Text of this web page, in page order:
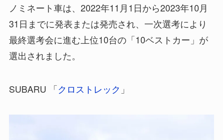
ノミネート車は、2022年11月1日から2023年10月
31日までに発表または発売され、一次選考により
最終選考会に進む上位10台の「10ベストカー」が
選出されました。
SUBARU 「クロストレック 」